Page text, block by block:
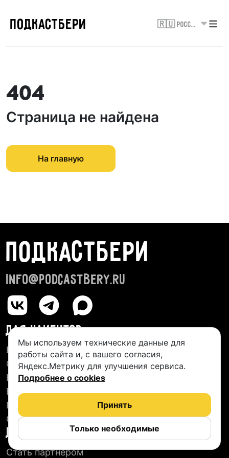
ПОДКАСТБЕРИ 🇷🇺 Россия
404
Страница не найдена
На главную
ПОДКАСТБЕРИ
info@podcastbery.ru
ДЛЯ КЛИЕНТОВ
База студий
О сервисе
Новые подкасты
Блог
Пользовательское соглашение
Отзывы
ДЛЯ СТУДИЙ
Стать партнером
Мы используем технические данные для
работы сайта и, с вашего согласия,
Яндекс.Метрику для улучшения сервиса.
Подробнее о cookies
Только необходимые
Принять